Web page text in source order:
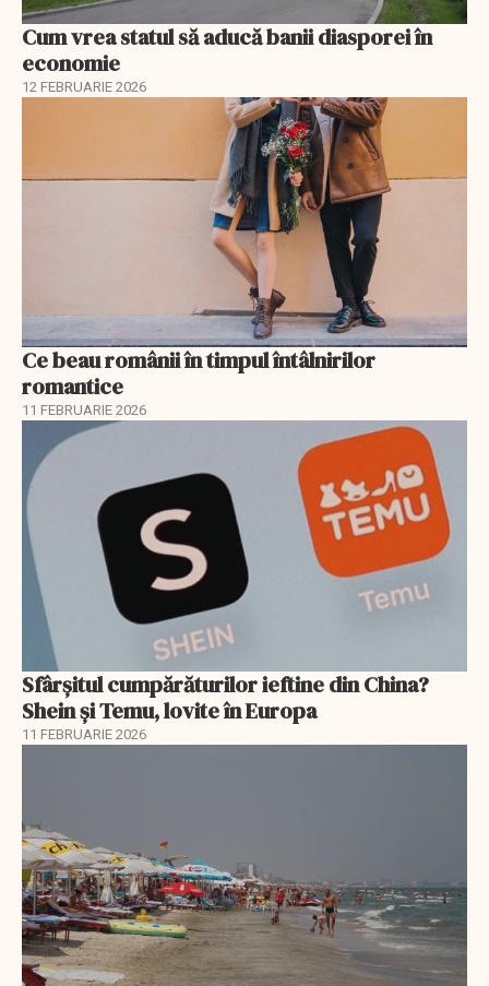
Cum vrea statul să aducă banii diasporei în
economie
12 FEBRUARIE 2026
Ce beau românii în timpul întâlnirilor
romantice
11 FEBRUARIE 2026
Sfârșitul cumpărăturilor ieftine din China?
Shein și Temu, lovite în Europa
11 FEBRUARIE 2026